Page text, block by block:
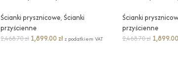
Ścianki prysznicowe, Ścianki
przyścienne
2,468.70zł 1,899.00 zł z podatkiem VAT
Ścianki
przyścienne
2,468.70zł